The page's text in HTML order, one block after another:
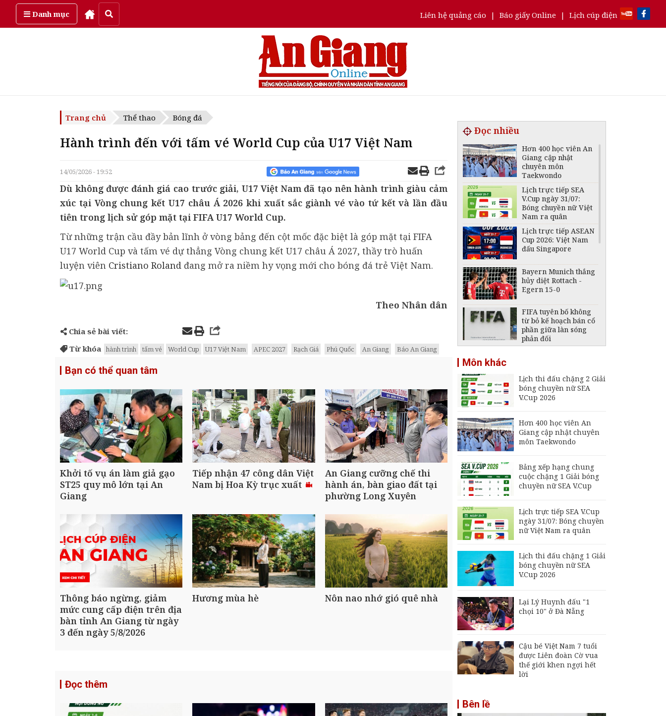
Danh mục Liên hệ quảng cáo | Báo giấy Online | Lịch cúp điện
Thứ năm, ngày 6/08/2026
Trang chủ Thể thao Bóng đá
Hành trình đến với tấm vé World Cup của U17 Việt Nam
14/05/2026 - 19:52
Dù không được đánh giá cao trước giải, U17 Việt Nam đã tạo nên hành trình giàu cảm
xúc tại Vòng chung kết U17 châu Á 2026 khi xuất sắc giành vé vào tứ kết và lần đầu
tiên trong lịch sử góp mặt tại FIFA U17 World Cup.
Từ những trận cầu đầy bản lĩnh ở vòng bảng đến cột mốc đặc biệt là góp mặt tại FIFA
U17 World Cup và tấm vé dự thẳng Vòng chung kết U17 châu Á 2027, thầy trò huấn
luyện viên Cristiano Roland đang mở ra niềm hy vọng mới cho bóng đá trẻ Việt Nam.
Theo Nhân dân
Chia sẻ bài viết:
Từ khóa
hành trình tấm vé World Cup U17 Việt Nam APEC 2027 Rạch Giá Phú Quốc An Giang Báo An Giang
Bạn có thể quan tâm
Khởi tố vụ án làm giả gạo
ST25 quy mô lớn tại An
Giang
Tiếp nhận 47 công dân Việt
Nam bị Hoa Kỳ trục xuất
An Giang cưỡng chế thi
hành án, bàn giao đất tại
phường Long Xuyên
Thông báo ngừng, giảm
mức cung cấp điện trên địa
bàn tỉnh An Giang từ ngày
3 đến ngày 5/8/2026
Hương mùa hè Nôn nao nhớ gió quê nhà
Đọc thêm
Đọc nhiều
Hơn 400 học viên An
Giang cập nhật
chuyên môn
Taekwondo
Lịch trực tiếp SEA
V.Cup ngày 31/07:
Bóng chuyền nữ Việt
Nam ra quân
Lịch trực tiếp ASEAN
Cup 2026: Việt Nam
đấu Singapore
Bayern Munich thắng
hủy diệt Rottach -
Egern 15-0
FIFA tuyên bố không
từ bỏ kế hoạch bán cổ
phần giữa làn sóng
phản đối
cơ hội chiếm ngôi đầu
Lịch trực tiếp ASEAN
Cup 2026 ngày 3/8:
Nam
Lịch trực tiếp ASEAN
Cup 2026 ngày 4/8:
Lan
Đội tuyển Futsal Việt
Nam gây bất ngờ
Bảng xếp hạng chung
cuộc chặng 1 Giải
bóng chuyền nữ SEA
Môn khác
Lịch thi đấu chặng 2 Giải
bóng chuyền nữ SEA
V.Cup 2026
Hơn 400 học viên An
Giang cập nhật chuyên
môn Taekwondo
Bảng xếp hạng chung
cuộc chặng 1 Giải bóng
chuyền nữ SEA V.Cup
Lịch trực tiếp SEA V.Cup
ngày 31/07: Bóng chuyền
nữ Việt Nam ra quân
Lịch thi đấu chặng 1 Giải
bóng chuyền nữ SEA
V.Cup 2026
Lại Lý Huynh đấu "1
chọi 10" ở Đà Nẵng
Cậu bé Việt Nam 7 tuổi
được Liên đoàn Cờ vua
thế giới khen ngợi hết
lời
Bên lề